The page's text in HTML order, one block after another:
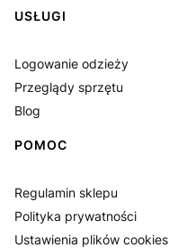
USŁUGI
Logowanie odzieży
Przeglądy sprzętu
Blog
POMOC
Regulamin sklepu
Polityka prywatności
Ustawienia plików cookies